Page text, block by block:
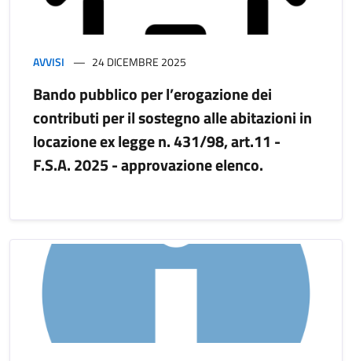
AVVISI 24 DICEMBRE 2025
Bando pubblico per l’erogazione dei
contributi per il sostegno alle abitazioni in
locazione ex legge n. 431/98, art.11 -
F.S.A. 2025 - approvazione elenco.